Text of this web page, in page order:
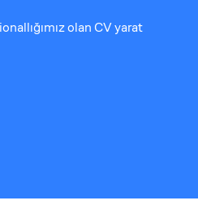
olan CV yarat